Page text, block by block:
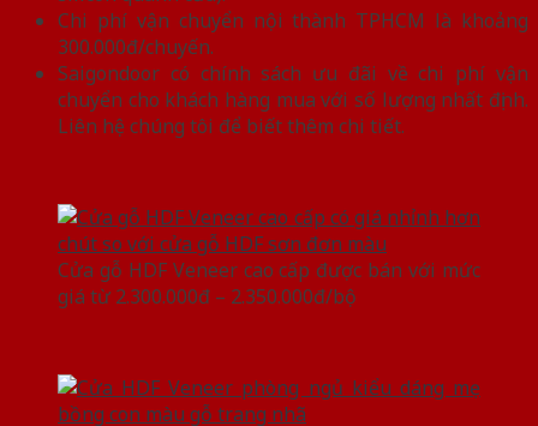
Chi phí vận chuyển nội thành TPHCM là khoảng
300.000đ/chuyến.
Saigondoor có chính sách ưu đãi về chi phí vận
chuyển cho khách hàng mua với số lượng nhất định.
Liên hệ chúng tôi để biết thêm chi tiết.
Cửa gỗ HDF Veneer cao cấp được bán với mức
giá từ 2.300.000đ – 2.350.000đ/bộ